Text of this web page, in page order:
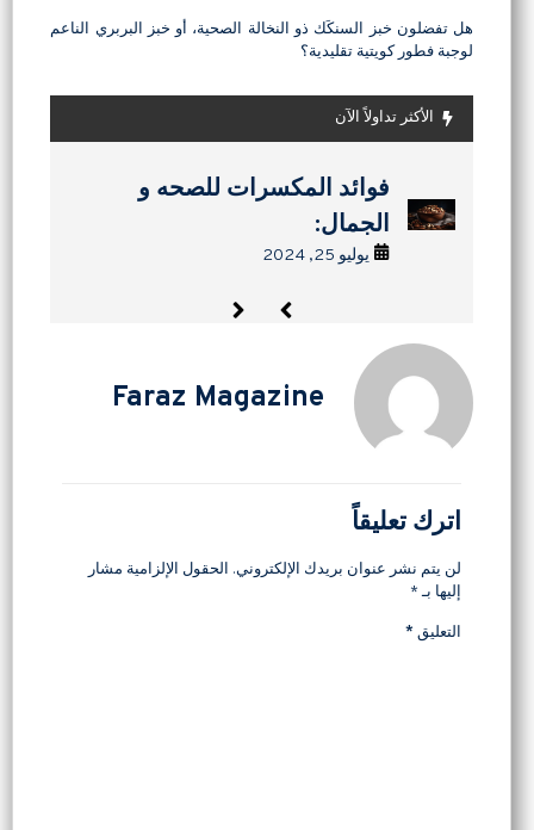
هل تفضلون خبز السنكَك ذو النخالة الصحية، أو خبز البربري الناعم
لوجبة فطور كويتية تقليدية؟
الأكثر تداولاً الآن
وصفات حلویات سریعه: جاهزه
خلال 15 دقیقه:
يوليو 24, 2024
كيفية صنع اللافاشاك في المنزل:
دليل كامل للفاكهة الفارسية
المجففة
فوائد المکسرات للصحه و
الجمال:
يوليو 25, 2024
فوائد الجوز:10 اسباب لتناوله
یومیا
وصفات حلویات سریعه: جاهزه
خلال 15 دقیقه:
يوليو 24, 2024
كيفية صنع اللافاشاك في المنزل:
دليل كامل للفاكهة الفارسية
المجففة
Faraz Magazine
اترك تعليقاً
لن يتم نشر عنوان بريدك الإلكتروني. الحقول الإلزامية مشار
إليها بـ*
التعليق*